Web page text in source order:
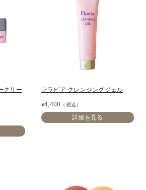
クリー
フラビア クレンジングジェル
¥4,400 （税込）
詳細を見る